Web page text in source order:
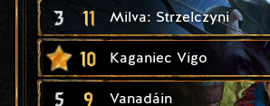
3 11 Milva: Strzelczyni
10 Kaganiec Vigo
5 9 Vanadáin